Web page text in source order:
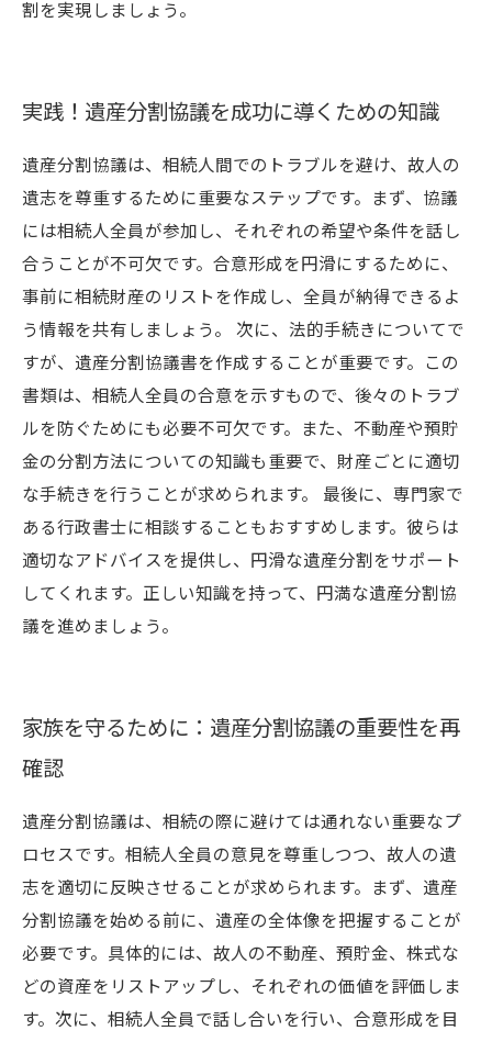
割を実現しましょう。
実践！遺産分割協議を成功に導くための知識
遺産分割協議は、相続人間でのトラブルを避け、故人の
遺志を尊重するために重要なステップです。まず、協議
には相続人全員が参加し、それぞれの希望や条件を話し
合うことが不可欠です。合意形成を円滑にするために、
事前に相続財産のリストを作成し、全員が納得できるよ
う情報を共有しましょう。 次に、法的手続きについてで
すが、遺産分割協議書を作成することが重要です。この
書類は、相続人全員の合意を示すもので、後々のトラブ
ルを防ぐためにも必要不可欠です。また、不動産や預貯
金の分割方法についての知識も重要で、財産ごとに適切
な手続きを行うことが求められます。 最後に、専門家で
ある行政書士に相談することもおすすめします。彼らは
適切なアドバイスを提供し、円滑な遺産分割をサポート
してくれます。正しい知識を持って、円満な遺産分割協
議を進めましょう。
家族を守るために：遺産分割協議の重要性を再
確認
遺産分割協議は、相続の際に避けては通れない重要なプ
ロセスです。相続人全員の意見を尊重しつつ、故人の遺
志を適切に反映させることが求められます。まず、遺産
分割協議を始める前に、遺産の全体像を把握することが
必要です。具体的には、故人の不動産、預貯金、株式な
どの資産をリストアップし、それぞれの価値を評価しま
す。次に、相続人全員で話し合いを行い、合意形成を目